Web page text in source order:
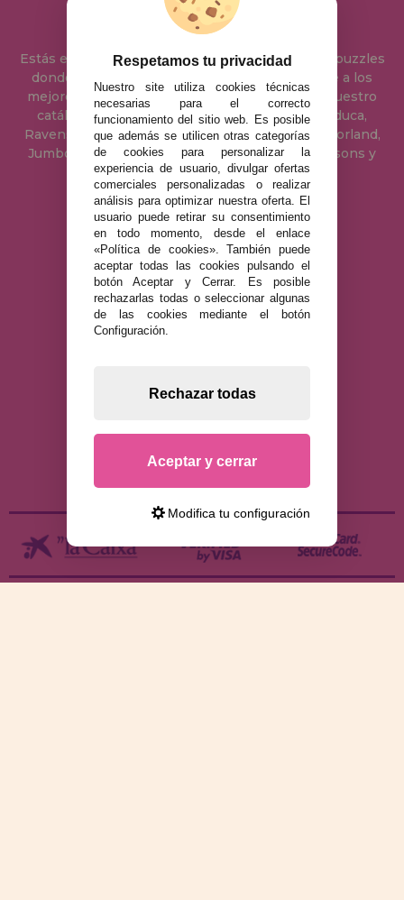
Estás en Casa del Puzzle, en nuestra tienda de puzzles
donde podrás comprar puzzles de forma online a los
mejores precios de Internet. Disponemos en nuestro
catálogo de todos los puzzles de las marcas Educa,
Ravensburger, Clementoni, Heye, Schmidt, Castorland,
Jumbo, Trefl, Piatnik, Anatolian, Art Puzzle, Gibsons y
muchos más.
955 333 133
info@casadelpuzzle.com
Polígono Industrial Recisur
C/ Pie Solo Diez Nave 5 41500
Alcalá de Guadaira Sevilla,
España
ENVÍOS Y DEVOLUCIONES
Respetamos tu privacidad
Nuestro site utiliza cookies técnicas
necesarias para el correcto
funcionamiento del sitio web. Es posible
que además se utilicen otras categorías
de cookies para personalizar la
experiencia de usuario, divulgar ofertas
comerciales personalizadas o realizar
análisis para optimizar nuestra oferta. El
usuario puede retirar su consentimiento
en todo momento, desde el enlace
«Política de cookies». También puede
aceptar todas las cookies pulsando el
botón Aceptar y Cerrar. Es posible
rechazarlas todas o seleccionar algunas
de las cookies mediante el botón
Configuración.
Rechazar todas
Aceptar y cerrar
Modifica tu configuración